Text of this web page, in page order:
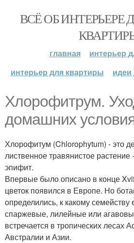
ВСЁ ОБ ИНТЕРЬЕРЕ
главная
интерьер
интерьер для квартиры
идеи
Хлорофитрум.
домашних
Хлорофитум (Chlorophytum) - это
лиственное травянистое растение
эпифит.
Впервые было описано в конце
цветок появился в Европе. Но
определились, к какому семейству
спаржевые, лилейные или
встречается в тропических лесах
Австралии и Азии.